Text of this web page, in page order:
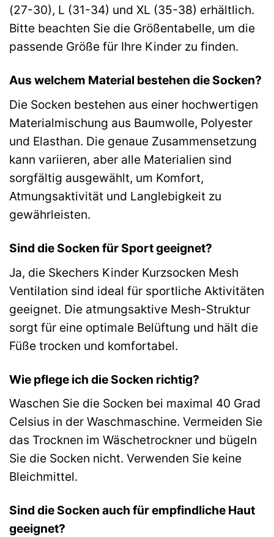
(27-30), L (31-34) und XL (35-38) erhältlich.
Bitte beachten Sie die Größentabelle, um die
passende Größe für Ihre Kinder zu finden.
Aus welchem Material bestehen die Socken?
Die Socken bestehen aus einer hochwertigen
Materialmischung aus Baumwolle, Polyester
und Elasthan. Die genaue Zusammensetzung
kann variieren, aber alle Materialien sind
sorgfältig ausgewählt, um Komfort,
Atmungsaktivität und Langlebigkeit zu
gewährleisten.
Sind die Socken für Sport geeignet?
Ja, die Skechers Kinder Kurzsocken Mesh
Ventilation sind ideal für sportliche Aktivitäten
geeignet. Die atmungsaktive Mesh-Struktur
sorgt für eine optimale Belüftung und hält die
Füße trocken und komfortabel.
Wie pflege ich die Socken richtig?
Waschen Sie die Socken bei maximal 40 Grad
Celsius in der Waschmaschine. Vermeiden Sie
das Trocknen im Wäschetrockner und bügeln
Sie die Socken nicht. Verwenden Sie keine
Bleichmittel.
Sind die Socken auch für empfindliche Haut
geeignet?